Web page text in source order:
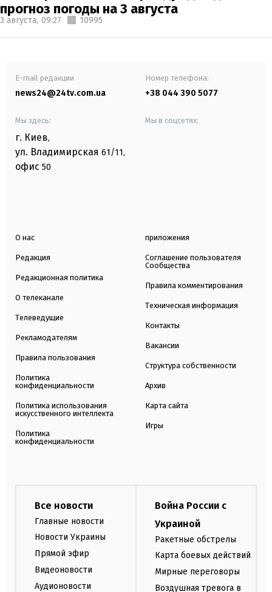
прогноз погоды на 3 августа
3 августа, 09:27 10995
E-mail редакции
news24@24tv.com.ua
Номер телефона:
+38 044 390 5077
Мы здесь:
г. Киев,
ул. Владимирская 61/11,
офис 50
Мы в соцсетях:
О нас
Редакция
Редакционная политика
О телеканале
Телеведущие
Рекламодателям
Правила пользования
Политика
конфиденциальности
Политика использования
искусственного интеллекта
Политика
конфиденциальности
приложения
Соглашение пользователя
Сообщества
Правила комментирования
Техническая информация
Контакты
Вакансии
Структура собственности
Архив
Карта сайта
Игры
Все новости
Главные новости
Новости Украины
Прямой эфир
Видеоновости
Аудионовости
Война России с
Украиной
Ракетные обстрелы
Карта боевых действий
Мирные переговоры
Воздушная тревога в